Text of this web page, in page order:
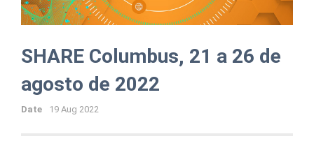
SHARE Columbus, 21 a 26 de
agosto de 2022
Date 19 Aug 2022